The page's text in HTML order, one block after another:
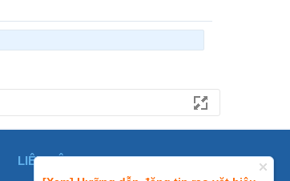
LIÊN HỆ